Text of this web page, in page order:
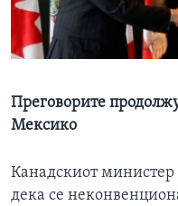
ИНТЕРВЈУА
Јазици
Преговорите
Мексико
Канадскиот
дека се